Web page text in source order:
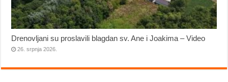
Drenovljani su proslavili blagdan sv. Ane i Joakima – Video
26. srpnja 2026.